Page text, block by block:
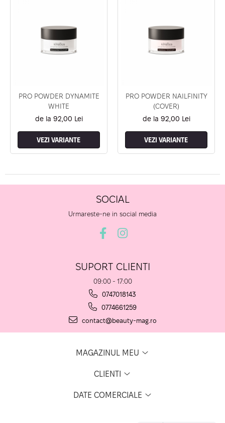
PRO POWDER DYNAMITE
WHITE
de la 92,00 Lei
VEZI VARIANTE
PRO POWDER NAILFINITY
(COVER)
de la 92,00 Lei
VEZI VARIANTE
SOCIAL
Urmareste-ne in social media
SUPORT CLIENTI
09:00 - 17:00
0747018143
0774661259
contact@beauty-mag.ro
MAGAZINUL MEU
CLIENTI
DATE COMERCIALE